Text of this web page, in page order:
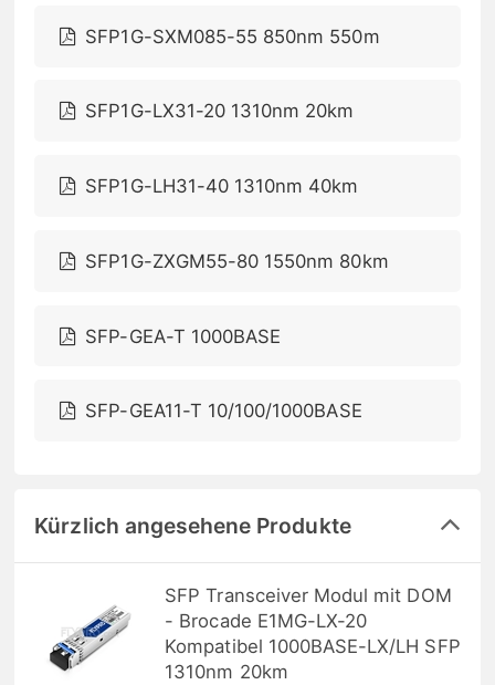
SFP1G-SXM085-55 850nm 550m
SFP1G-LX31-20 1310nm 20km
SFP1G-LH31-40 1310nm 40km
SFP1G-ZXGM55-80 1550nm 80km
SFP-GEA-T 1000BASE
SFP-GEA11-T 10/100/1000BASE
Kürzlich angesehene Produkte
SFP Transceiver Modul mit DOM
- Brocade E1MG-LX-20
Kompatibel 1000BASE-LX/LH SFP
1310nm 20km